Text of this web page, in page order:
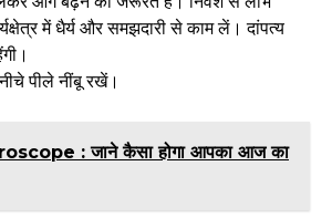
में धैर्य और समझदारी से काम लें। दांपत्य
पीले नींबू रखें।
: जाने कैसा होगा आपका आज का